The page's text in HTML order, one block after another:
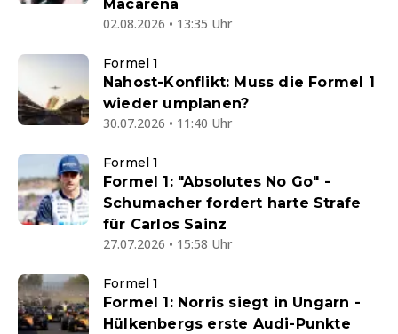
Macarena
02.08.2026 • 13:35 Uhr
Formel 1
Nahost-Konflikt: Muss die Formel 1
wieder umplanen?
30.07.2026 • 11:40 Uhr
Formel 1
Formel 1: "Absolutes No Go" -
Schumacher fordert harte Strafe
für Carlos Sainz
27.07.2026 • 15:58 Uhr
Formel 1
Formel 1: Norris siegt in Ungarn -
Hülkenbergs erste Audi-Punkte